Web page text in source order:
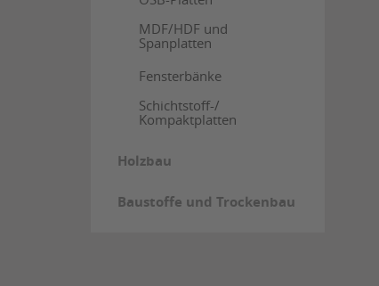
MDF/HDF und
Spanplatten
Fensterbänke
Schichtstoff-/
Kompaktplatten
Holzbau
Baustoffe und Trockenbau